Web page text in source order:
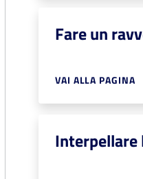
Fare un
VAI ALLA PAGINA